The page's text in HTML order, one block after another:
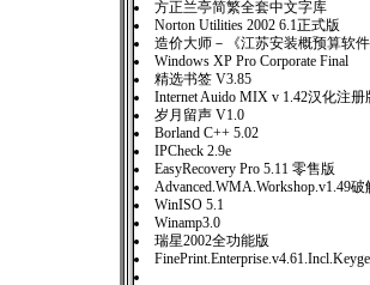
方正兰亭简繁全套中文字库
Norton Utilities 2002 6.1正式版
造价大师－《江苏安装概预算软件
Windows XP Pro Corporate Final
精选书签 V3.85
Internet Auido MIX v 1.42汉化注册
岁月留声 V1.0
Borland C++ 5.02
IPCheck 2.9e
EasyRecovery Pro 5.11 零售版
Advanced.WMA.Workshop.v1.49破
WinISO 5.1
Winamp3.0
瑞星2002全功能版